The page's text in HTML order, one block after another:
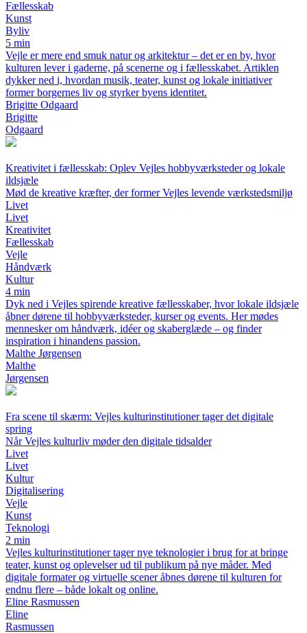
Fællesskab
Kunst
Byliv
5 min
Vejle er mere end smuk natur og arkitektur – det er en by, hvor
kulturen lever i gaderne, på scenerne og i fællesskabet. Artiklen
dykker ned i, hvordan musik, teater, kunst og lokale initiativer
former borgernes liv og styrker byens identitet.
Brigitte Odgaard
Brigitte
Odgaard
Kreativitet i fællesskab: Oplev Vejles hobbyværksteder og lokale
ildsjæle
Mød de kreative kræfter, der former Vejles levende værkstedsmiljø
Livet
Livet
Kreativitet
Fællesskab
Vejle
Håndværk
Kultur
4 min
Dyk ned i Vejles spirende kreative fællesskaber, hvor lokale ildsjæle
åbner dørene til hobbyværksteder, kurser og events. Her mødes
mennesker om håndværk, idéer og skaberglæde – og finder
inspiration i hinandens passion.
Malthe Jørgensen
Malthe
Jørgensen
Fra scene til skærm: Vejles kulturinstitutioner tager det digitale
spring
Når Vejles kulturliv møder den digitale tidsalder
Livet
Livet
Kultur
Digitalisering
Vejle
Kunst
Teknologi
2 min
Vejles kulturinstitutioner tager nye teknologier i brug for at bringe
teater, kunst og oplevelser ud til publikum på nye måder. Med
digitale formater og virtuelle scener åbnes dørene til kulturen for
endnu flere – både lokalt og online.
Eline Rasmussen
Eline
Rasmussen